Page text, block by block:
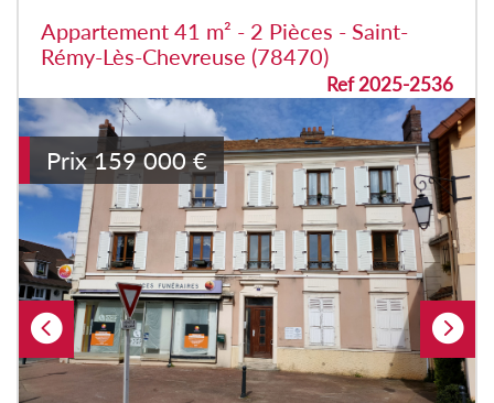
Appartement 41 m² - 2 Pièces - Saint-
Rémy-Lès-Chevreuse (78470)
Ref 2025-2536
Prix 159 000 €